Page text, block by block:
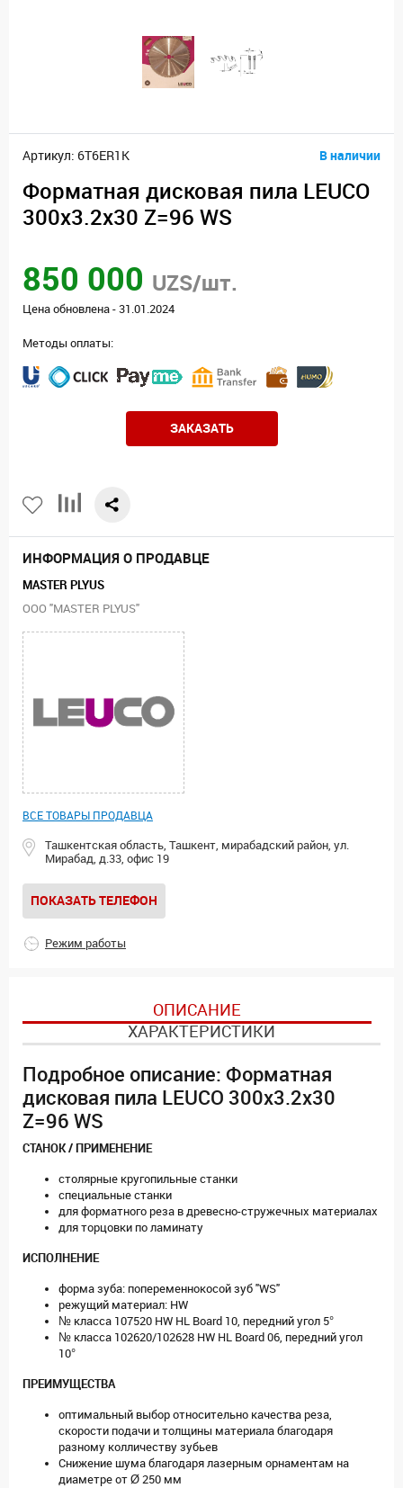
Артикул: 6T6ER1K В наличии
Форматная дисковая пила LEUCO
300x3.2x30 Z=96 WS
850 000 UZS/шт.
Цена обновлена - 31.01.2024
Методы оплаты:
ЗАКАЗАТЬ
ИНФОРМАЦИЯ О ПРОДАВЦЕ
MASTER PLYUS
ООО "MASTER PLYUS"
ВСЕ ТОВАРЫ ПРОДАВЦА
Ташкентская область, Ташкент, мирабадский район, ул.
Мирабад, д.33, офис 19
ПОКАЗАТЬ ТЕЛЕФОН
Режим работы
ОПИСАНИЕ
ХАРАКТЕРИСТИКИ
Подробное описание: Форматная
дисковая пила LEUCO 300x3.2x30
Z=96 WS
СТАНОК / ПРИМЕНЕНИЕ
столярные кругопильные станки
специальные станки
для форматного реза в древесно-стружечных материалах
для торцовки по ламинату
ИСПОЛНЕНИЕ
форма зуба: попеременнокосой зуб "WS"
режущий материал: HW
№ класса 107520 HW HL Board 10, передний угол 5°
№ класса 102620/102628 HW HL Board 06, передний угол
10°
ПРЕИМУЩЕСТВА
оптимальный выбор относительно качества реза,
скорости подачи и толщины материала благодаря
разному колличеству зубьев
Снижение шума благодаря лазерным орнаментам на
диаметре от Ø 250 мм